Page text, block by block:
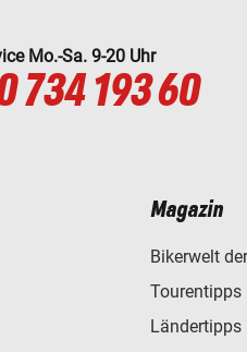
Mo.-Sa. 9-20 Uhr
734 193 60
Magazin
Bikerwelt
Tourentipps
Ländertipps